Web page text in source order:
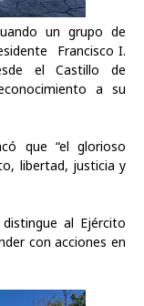
un grupo de
Francisco I.
el Castillo de
a su
que “el glorioso
libertad, justicia y
al Ejército
con acciones en